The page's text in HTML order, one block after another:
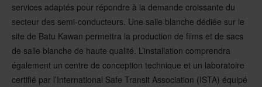
services adaptés pour répondre à la demande croissante du
secteur des semi-conducteurs. Une salle blanche dédiée sur le
site de Batu Kawan permettra la production de films et de sacs
de salle blanche de haute qualité. L’installation comprendra
également un centre de conception technique et un laboratoire
certifié par l’International Safe Transit Association (ISTA) équipé